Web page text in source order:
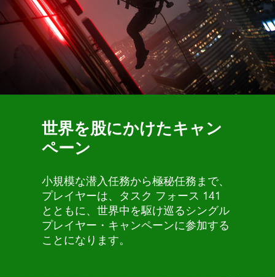
世界を股にかけたキャン
ペーン
小規模な潜入任務から極秘任務まで、
プレイヤーは、タスク フォース 141
とともに、世界中を駆け巡るシングル
プレイヤー・キャンペーンに参加する
ことになります。